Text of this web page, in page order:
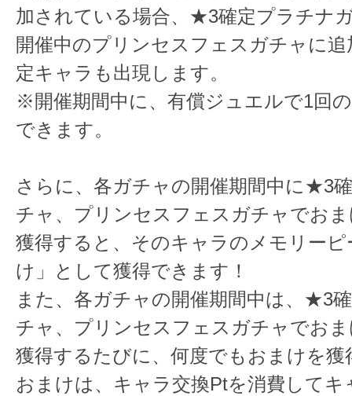
加されている場合、★3確定プラチナ
開催中のプリンセスフェスガチャに
定キャラも出現します。
※開催期間中に、有償ジュエルで1回
できます。
さらに、各ガチャの開催期間中に★3
チャ、プリンセスフェスガチャでお
獲得すると、そのキャラのメモリー
け」として獲得できます！
また、各ガチャの開催期間中は、★3
チャ、プリンセスフェスガチャでお
獲得するたびに、何度でもおまけを獲
おまけは、キャラ交換Ptを消費してキ